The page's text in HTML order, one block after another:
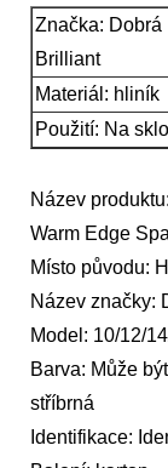
Značka: Dobrá
Brilliant
Materiál: hliník
Použití: Na sklo
Název
Warm Edge
Místo původu:
Název značky:
Model: 10/12/
Barva: Může
stříbrná
Identifikace: